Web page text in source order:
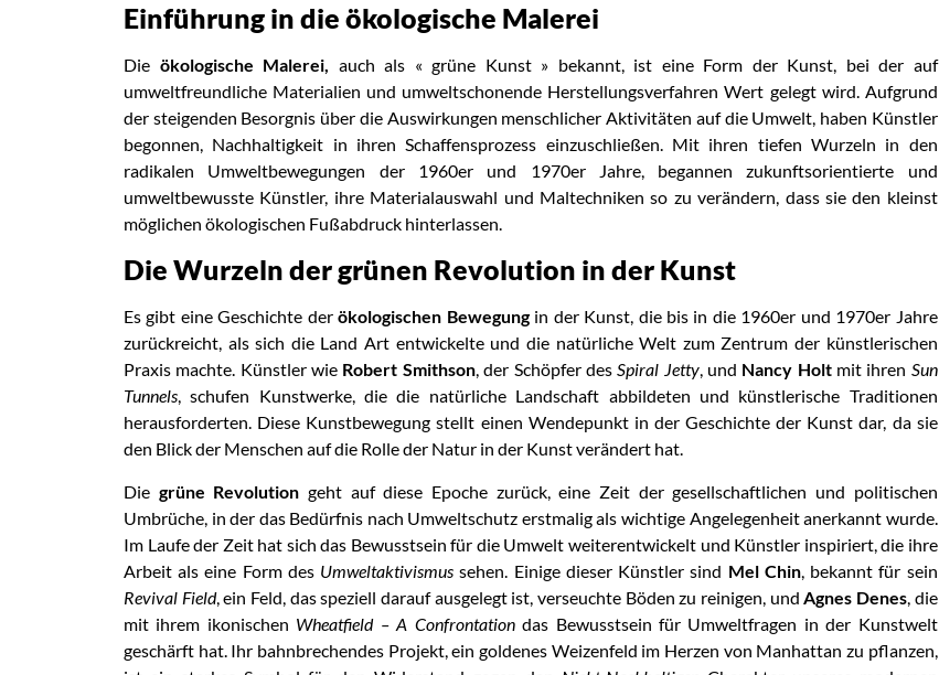
Einführung in die ökologische Malerei
Die ökologische Malerei, auch als « grüne Kunst » bekannt, ist eine Form der Kunst, bei der auf
umweltfreundliche Materialien und umweltschonende Herstellungsverfahren Wert gelegt wird. Aufgrund
der steigenden Besorgnis über die Auswirkungen menschlicher Aktivitäten auf die Umwelt, haben Künstler
begonnen, Nachhaltigkeit in ihren Schaffensprozess einzuschließen. Mit ihren tiefen Wurzeln in den
radikalen Umweltbewegungen der 1960er und 1970er Jahre, begannen zukunftsorientierte und
umweltbewusste Künstler, ihre Materialauswahl und Maltechniken so zu verändern, dass sie den kleinst
möglichen ökologischen Fußabdruck hinterlassen.
Die Wurzeln der grünen Revolution in der Kunst
Es gibt eine Geschichte derökologischen Bewegungin der Kunst, die bis in die 1960er und 1970er Jahre
zurückreicht, als sich die Land Art entwickelte und die natürliche Welt zum Zentrum der künstlerischen
Praxis machte. Künstler wie Robert Smithson, der Schöpfer desSpiral Jetty, und Nancy Holtmit ihren Sun
Tunnels, schufen Kunstwerke, die die natürliche Landschaft abbildeten und künstlerische Traditionen
herausforderten. Diese Kunstbewegung stellt einen Wendepunkt in der Geschichte der Kunst dar, da sie
den Blick der Menschen auf die Rolle der Natur in der Kunst verändert hat.
Die grüne Revolution geht auf diese Epoche zurück, eine Zeit der gesellschaftlichen und politischen
Umbrüche, in der das Bedürfnis nach Umweltschutz erstmalig als wichtige Angelegenheit anerkannt wurde.
Im Laufe der Zeit hat sich das Bewusstsein für die Umwelt weiterentwickelt und Künstler inspiriert, die ihre
Arbeit als eine Form des Umweltaktivismus sehen. Einige dieser Künstler sind Mel Chin , bekannt für sein
Revival Field, ein Feld, das speziell darauf ausgelegt ist, verseuchte Böden zu reinigen, und Agnes Denes , die
mit ihrem ikonischen Wheatfield – A Confrontationdas Bewusstsein für Umweltfragen in der Kunstwelt
geschärft hat. Ihr bahnbrechendes Projekt, ein goldenes Weizenfeld im Herzen von Manhattan zu pflanzen,